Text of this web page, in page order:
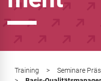
Training >
Seminare